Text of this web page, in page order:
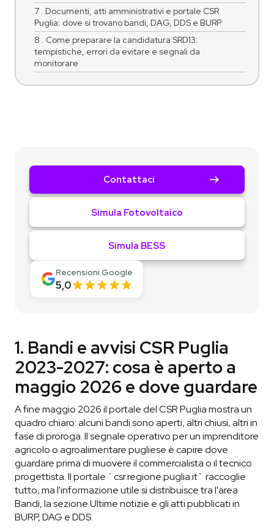
7 . Documenti, atti amministrativi e portale CSR
Puglia: dove si trovano bandi, DAG, DDS e BURP
8 . Come preparare la candidatura SRD13:
tempistiche, errori da evitare e segnali da
monitorare
Contattaci
Simula Fotovoltaico
Simula BESS
Recensioni Google
5,0
1. Bandi e avvisi CSR Puglia
2023-2027: cosa è aperto a
maggio 2026 e dove guardare
A fine maggio 2026 il portale del CSR Puglia mostra un
quadro chiaro: alcuni bandi sono aperti, altri chiusi, altri in
fase di proroga. Il segnale operativo per un imprenditore
agricolo o agroalimentare pugliese è capire dove
guardare prima di muovere il commercialista o il tecnico
progettista. Il portale `csr.regione.puglia.it` raccoglie
tutto, ma l'informazione utile si distribuisce tra l'area
Bandi, la sezione Ultime notizie e gli atti pubblicati in
BURP, DAG e DDS.